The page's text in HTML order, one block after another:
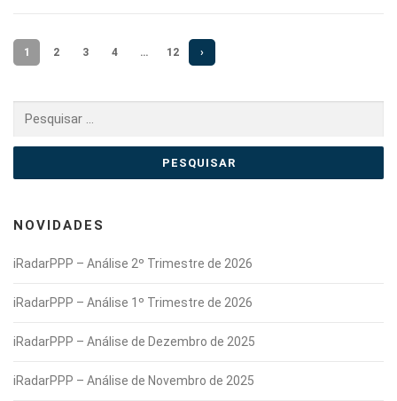
1 2 3 4 … 12 ›
por:
NOVIDADES
iRadarPPP – Análise 2º Trimestre de 2026
iRadarPPP – Análise 1º Trimestre de 2026
iRadarPPP – Análise de Dezembro de 2025
iRadarPPP – Análise de Novembro de 2025